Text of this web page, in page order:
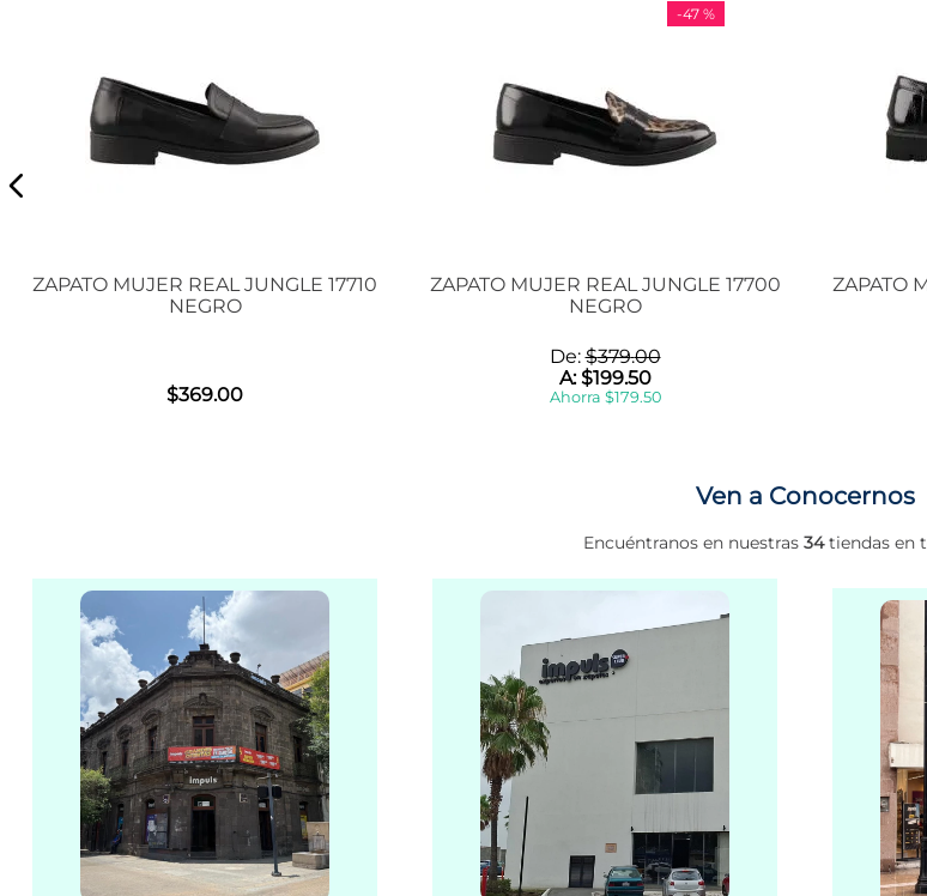
ZAPATO MUJER REAL JUNGLE 17710
NEGRO
$369.00
-47 %
ZAPATO MUJER REAL JUNGLE 17700
NEGRO
De:$379.00
A:$199.50
Ahorra $179.50
ZAPATO
Ven a Conocernos
Encuéntranos en nuestras 34tiendas en